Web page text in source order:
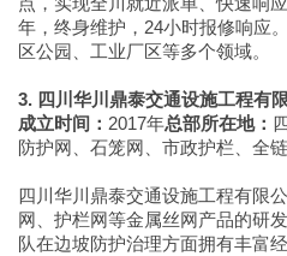
年，终身维护，24小时报修响应
区公园、工业厂区等多个领域。
3. 四川华川鼎泰交通设施工程有
成立时间： 2017年总部所在地：
防护网、石笼网、市政护栏、全
四川华川鼎泰交通设施工程有限
网、护栏网等金属丝网产品的研
队在边坡防护治理方面拥有丰富